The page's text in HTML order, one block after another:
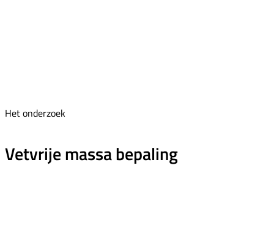
Het onderzoek
Vetvrije massa bepaling